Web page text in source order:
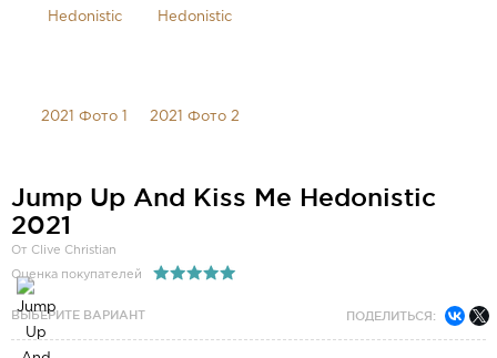
Jump Up And Kiss Me Hedonistic
2021
От Clive Christian
Оценка покупателей
ВЫБЕРИТЕ ВАРИАНТ ПОДЕЛИТЬСЯ: